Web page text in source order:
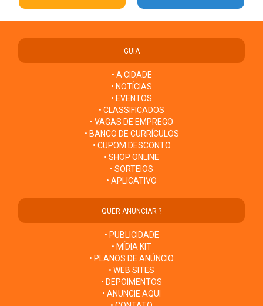
GUIA
• A CIDADE
• NOTÍCIAS
• EVENTOS
• CLASSIFICADOS
• VAGAS DE EMPREGO
• BANCO DE CURRÍCULOS
• CUPOM DESCONTO
• SHOP ONLINE
• SORTEIOS
• APLICATIVO
QUER ANUNCIAR ?
• PUBLICIDADE
• MÍDIA KIT
• PLANOS DE ANÚNCIO
• WEB SITES
• DEPOIMENTOS
• ANUNCIE AQUI